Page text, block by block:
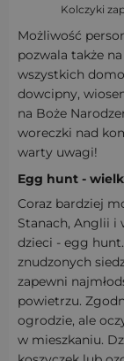
Kolczyki
Możliwość
pozwala także
wszystkich
dowcipny,
na Boże
woreczki nad
warty uwagi!
Egg hunt -
Coraz bardziej
Stanach, Anglii i
dzieci - egg
znudzonych
zapewni
powietrzu.
ogrodzie, ale
w mieszkaniu.